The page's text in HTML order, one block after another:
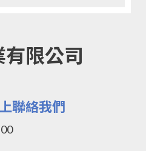
限公司
聯絡我們